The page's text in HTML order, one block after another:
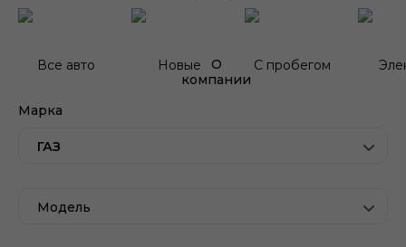
О
компании
Все авто Новые С пробегом
Марка
ГАЗ
Модель